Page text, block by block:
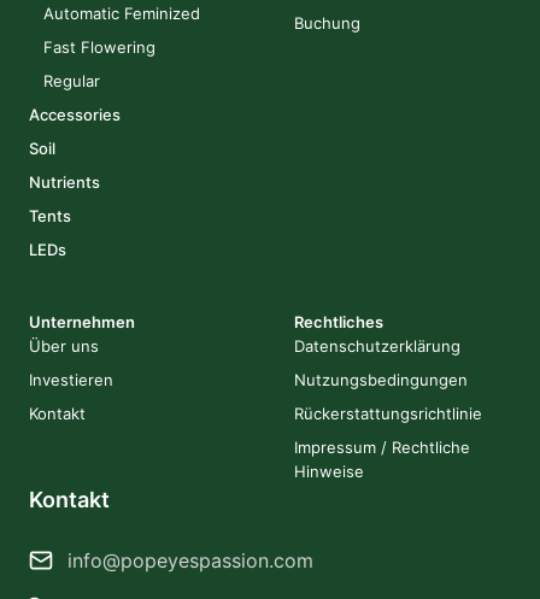
Automatic Feminized
Fast Flowering
Regular
Accessories
Soil
Nutrients
Tents
LEDs
Buchung
Unternehmen
Über uns
Investieren
Kontakt
Rechtliches
Datenschutzerklärung
Nutzungsbedingungen
Rückerstattungsrichtlinie
Impressum / Rechtliche
Hinweise
Kontakt
info@popeyespassion.com